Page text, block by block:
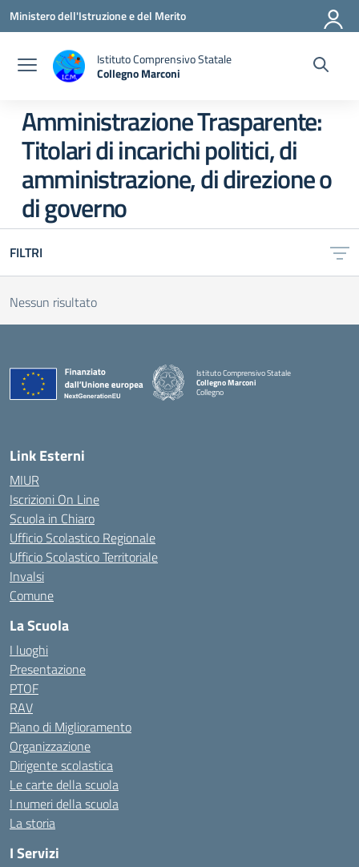
Vai ai contenuti
Vai al menu di navigazione
Vai al footer
Ministero dell'Istruzione e del Merito
Istituto Comprensivo Statale
Collegno Marconi
Amministrazione Trasparente:
Titolari di incarichi politici, di
amministrazione, di direzione o
di governo
FILTRI
Nessun risultato
Istituto Comprensivo Statale
Collegno Marconi
Collegno
Link Esterni
MIUR
Iscrizioni On Line
Scuola in Chiaro
Ufficio Scolastico Regionale
Ufficio Scolastico Territoriale
Invalsi
Comune
La Scuola
I luoghi
Presentazione
PTOF
RAV
Piano di Miglioramento
Organizzazione
Dirigente scolastica
Le carte della scuola
I numeri della scuola
La storia
I Servizi